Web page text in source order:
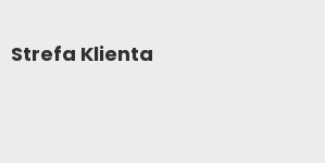
Strefa Klienta